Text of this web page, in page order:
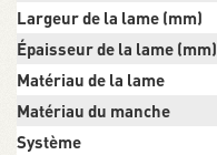
Largeur de la lame (mm)
Épaisseur de la lame (mm)
Matériau de la lame
Matériau du manche
Système